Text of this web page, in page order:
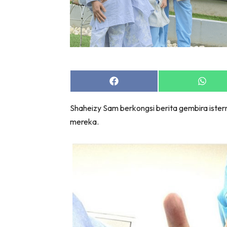
Share
on
Share
on
Shaheizy Sam berkongsi berita gembira
mereka.